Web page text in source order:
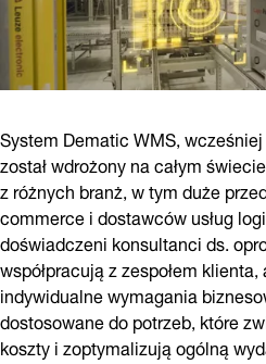
System Dematic WMS,
został wdrożony na całym
z różnych branż, w tym duże
commerce i dostawców usług
doświadczeni konsultanci ds.
współpracują z zespołem
indywidualne wymagania
dostosowane do potrzeb, które
koszty i zoptymalizują ogólną